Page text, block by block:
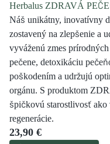
Herbalus ZDRAVÁ
Náš unikátny, inovatívny
zostavený na zlepšenie a
vyváženú zmes
pečene, detoxikáciu
poškodením a udržujú
orgánu. S produktom
špičkovú starostlivosť
regenerácie.
23,90 €